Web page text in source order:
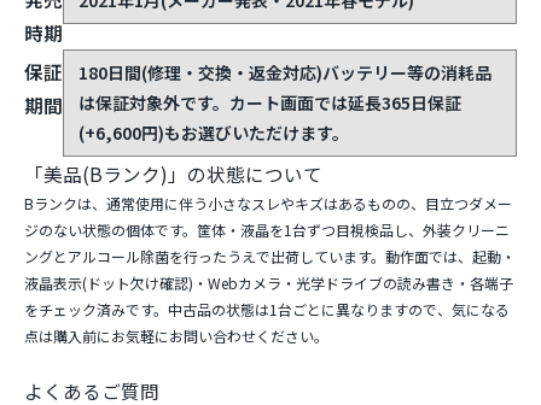
時期
保証
期間
180日間(修理・交換・返金対応)バッテリー等の消耗品
は保証対象外です。カート画面では延長365日保証
(+6,600円)もお選びいただけます。
「美品(Bランク)」の状態について
Bランクは、通常使用に伴う小さなスレやキズはあるものの、目立つダメー
ジのない状態の個体です。筐体・液晶を1台ずつ目視検品し、外装クリーニ
ングとアルコール除菌を行ったうえで出荷しています。動作面では、起動・
液晶表示(ドット欠け確認)・Webカメラ・光学ドライブの読み書き・各端子
をチェック済みです。中古品の状態は1台ごとに異なりますので、気になる
点は購入前にお気軽にお問い合わせください。
よくあるご質問